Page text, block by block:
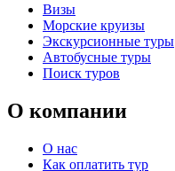
Визы
Морские круизы
Экскурсионные туры
Автобусные туры
Поиск туров
О компании
О нас
Как оплатить тур